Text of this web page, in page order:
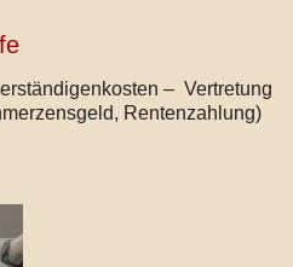
– Vertretung
Rentenzahlung)